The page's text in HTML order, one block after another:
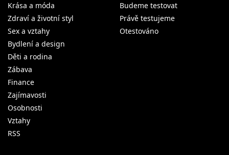
Krása a móda
Zdraví a životní styl
Sex a vztahy
Bydlení a design
Děti a rodina
Zábava
Finance
Zajímavosti
Osobnosti
Vztahy
RSS
Budeme testovat
Právě testujeme
Otestováno